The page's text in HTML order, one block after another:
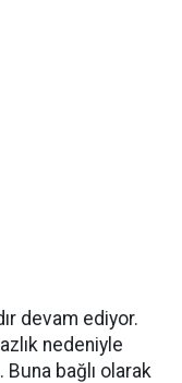
devam ediyor.
nedeniyle
bağlı olarak